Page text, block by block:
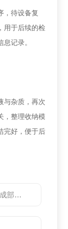
待设备复
用于后续的检
记录。
杂质，再次
，整理收纳模
完好，便于后
指标